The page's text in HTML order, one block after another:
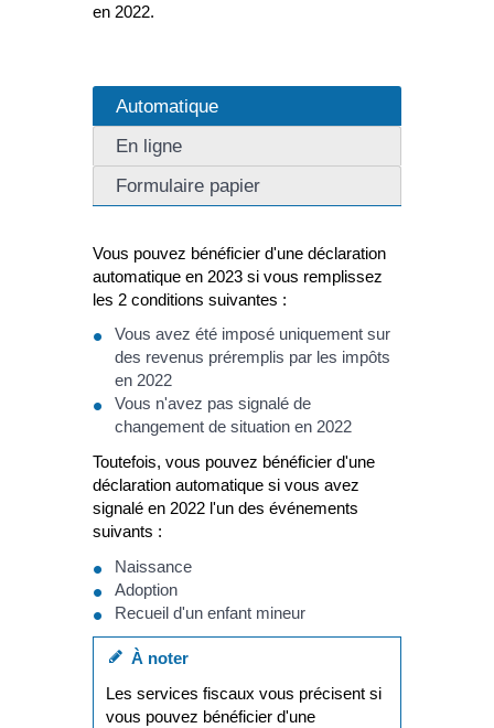
en 2022.
Automatique
En ligne
Formulaire papier
Vous pouvez bénéficier d'une déclaration
automatique en 2023 si vous remplissez
les 2 conditions suivantes :
Vous avez été imposé uniquement sur
des revenus préremplis par les impôts
en 2022
Vous n'avez pas signalé de
changement de situation en 2022
Toutefois, vous pouvez bénéficier d'une
déclaration automatique si vous avez
signalé en 2022 l'un des événements
suivants :
Naissance
Adoption
Recueil d'un enfant mineur
À noter
Les services fiscaux vous précisent si
vous pouvez bénéficier d'une